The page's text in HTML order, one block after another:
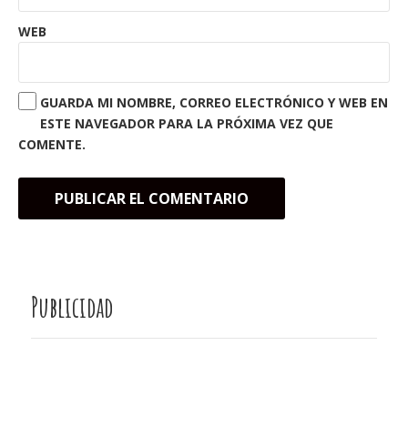
WEB
GUARDA MI NOMBRE, CORREO ELECTRÓNICO Y WEB EN
ESTE NAVEGADOR PARA LA PRÓXIMA VEZ QUE
COMENTE.
Publicidad